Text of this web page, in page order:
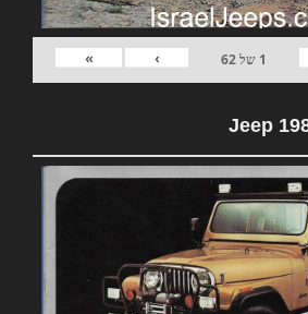
1 של62
›
»